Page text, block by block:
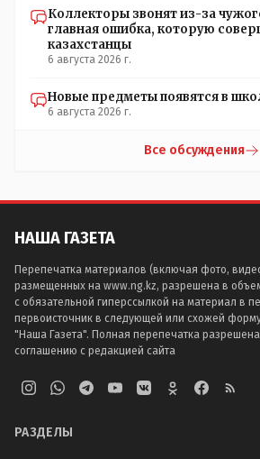
Коллекторы звонят из-за
главная ошибка, которую
казахстанцы
6 августа 2026 г.
Новые предметы появятся в
6 августа 2026 г.
Все обсуждения
НАША ГАЗЕТА
Перепечатка материалов (включая фото,
размещенных на www.ng.kz, разрешена в
с обязательной гиперссылкой на материал в
первоисточник в следующей или схожей
"Наша Газета". Полная перепечатка
соглашению с редакцией сайта
РАЗДЕЛЫ